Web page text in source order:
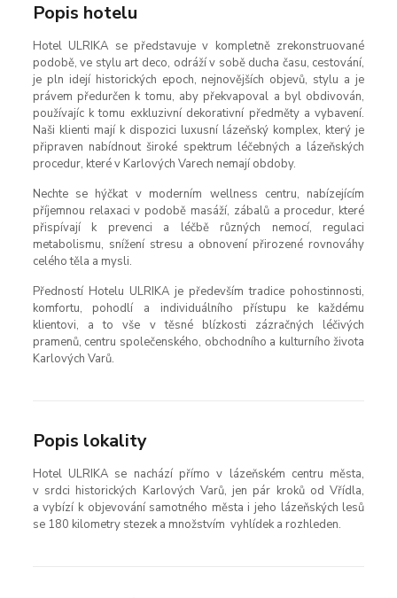
Popis hotelu
Hotel ULRIKA se představuje v kompletně zrekonstruované
podobě, ve stylu art deco, odráží v sobě ducha času, cestování,
je pln idejí historických epoch, nejnovějších objevů, stylu a je
právem předurčen k tomu, aby překvapoval a byl obdivován,
používajíc k tomu exkluzivní dekorativní předměty a vybavení.
Naši klienti mají k dispozici luxusní lázeňský komplex, který je
připraven nabídnout široké spektrum léčebných a lázeňských
procedur, které v Karlových Varech nemají obdoby.
Nechte se hýčkat v moderním wellness centru, nabízejícím
příjemnou relaxaci v podobě masáží, zábalů a procedur, které
přispívají k prevenci a léčbě různých nemocí, regulaci
metabolismu, snížení stresu a obnovení přirozené rovnováhy
celého těla a mysli.
Předností Hotelu ULRIKA je především tradice pohostinnosti,
komfortu, pohodlí a individuálního přístupu ke každému
klientovi, a to vše v těsné blízkosti zázračných léčivých
pramenů, centru společenského, obchodního a kulturního života
Karlových Varů.
Popis lokality
Hotel ULRIKA se nachází přímo v lázeňském centru města,
v srdci historických Karlových Varů, jen pár kroků od Vřídla,
a vybízí k objevování samotného města i jeho lázeňských lesů
se 180 kilometry stezek a množstvím vyhlídek a rozhleden.